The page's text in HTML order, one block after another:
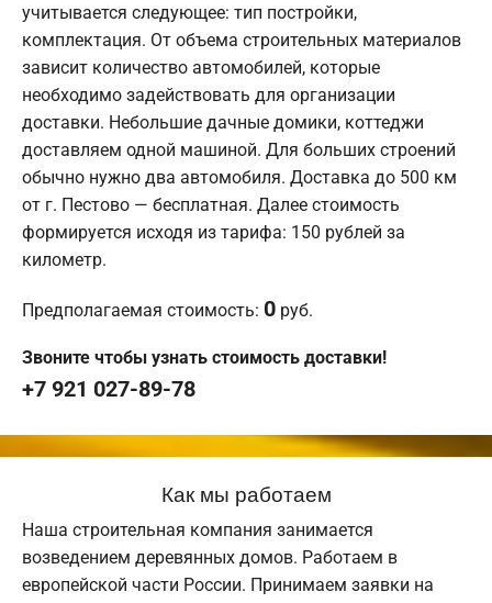
учитывается следующее: тип постройки,
комплектация. От объема строительных материалов
зависит количество автомобилей, которые
необходимо задействовать для организации
доставки. Небольшие дачные домики, коттеджи
доставляем одной машиной. Для больших строений
обычно нужно два автомобиля. Доставка до 500 км
от г. Пестово — бесплатная. Далее стоимость
формируется исходя из тарифа: 150 рублей за
километр.
Предполагаемая стоимость: 0 руб.
Звоните чтобы узнать стоимость доставки!
+7 921 027-89-78
Как мы работаем
Наша строительная компания занимается
возведением деревянных домов. Работаем в
европейской части России. Принимаем заявки на